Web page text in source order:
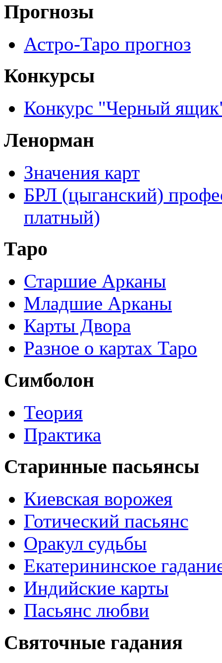
Прогнозы
Астро-Таро прогноз
Конкурсы
Конкурс "Черный
Ленорман
Значения карт
БРЛ (цыганский)
платный)
Таро
Старшие Арканы
Младшие Арканы
Карты Двора
Разное о картах Таро
Симболон
Теория
Практика
Старинные пасьянсы
Киевская ворожея
Готический пасьянс
Оракул судьбы
Екатерининское
Индийские карты
Пасьянс любви
Святочные гадания